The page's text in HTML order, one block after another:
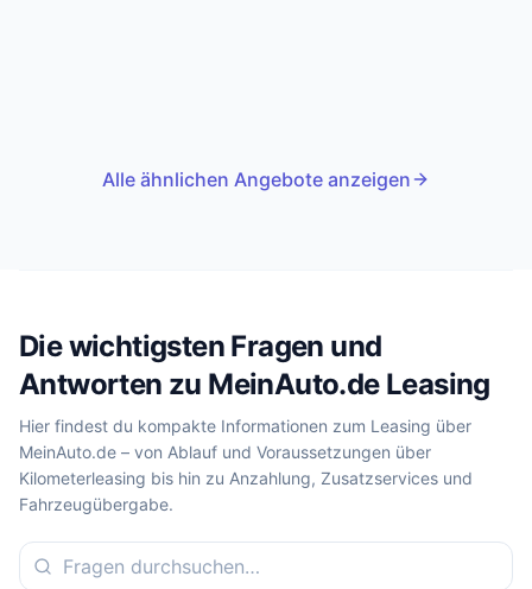
Alle ähnlichen Angebote anzeigen
Die wichtigsten Fragen und
Antworten zu MeinAuto.de Leasing
Hier findest du kompakte Informationen zum Leasing über
MeinAuto.de – von Ablauf und Voraussetzungen über
Kilometerleasing bis hin zu Anzahlung, Zusatzservices und
Fahrzeugübergabe.